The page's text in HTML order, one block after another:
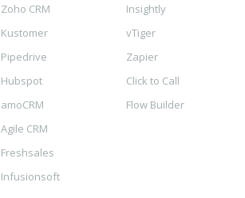
Zoho CRM
Kustomer
Pipedrive
Hubspot
amoCRM
Agile CRM
Freshsales
Infusionsoft
Insightly
vTiger
Zapier
Click to Call
Flow Builder